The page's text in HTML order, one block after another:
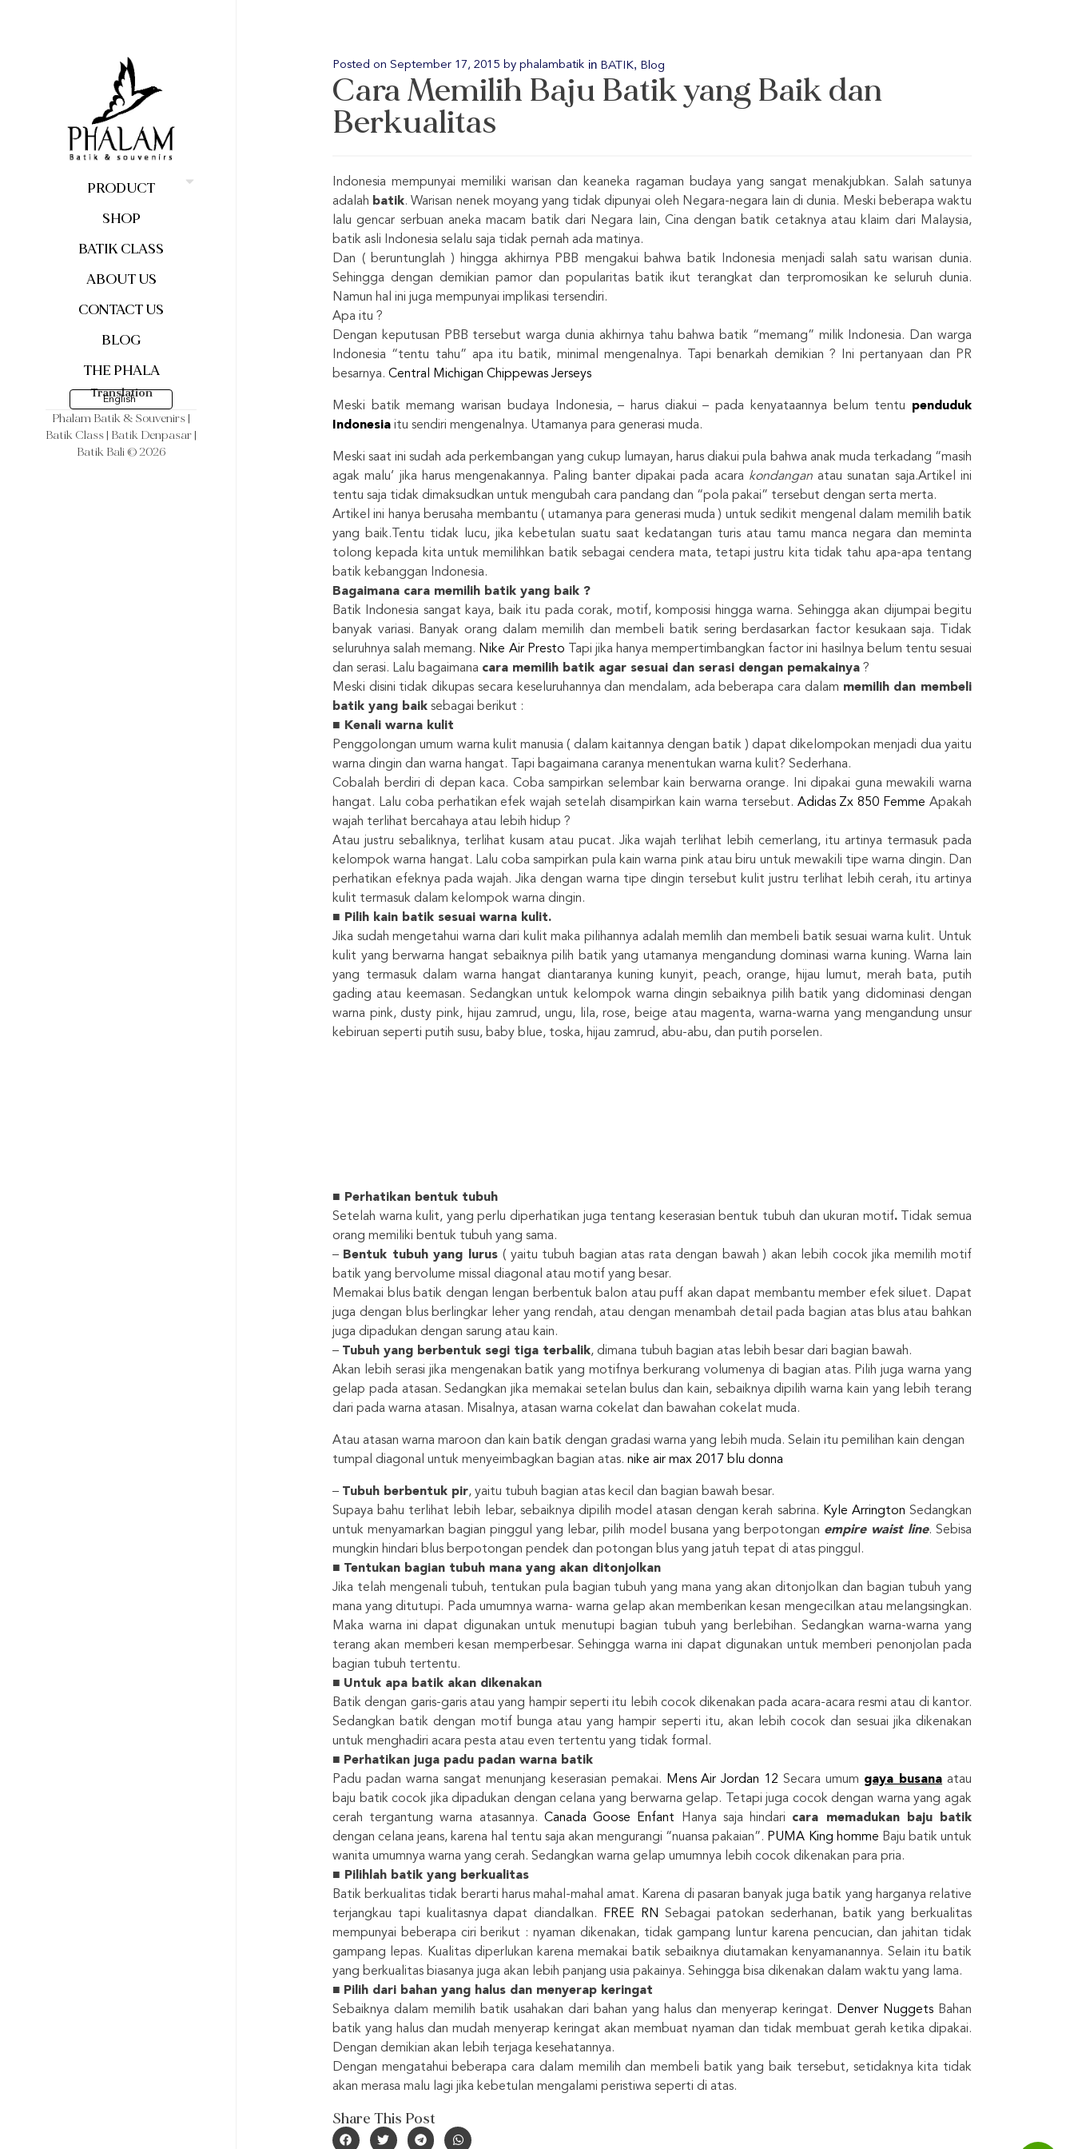
PRODUCT
SHOP
BATIK CLASS
ABOUT US
CONTACT US
BLOG
THE PHALA
Translation
English
Phalam Batik & Souvenirs |
Batik Class | Batik Denpasar |
Batik Bali © 2026
Posted on September 17, 2015 by phalambatik in BATIK, Blog
Cara Memilih Baju Batik yang Baik dan
Berkualitas
Indonesia mempunyai memiliki warisan dan keaneka ragaman budaya yang sangat menakjubkan. Salah satunya
adalah batik. Warisan nenek moyang yang tidak dipunyai oleh Negara-negara lain di dunia. Meski beberapa waktu
lalu gencar serbuan aneka macam batik dari Negara lain, Cina dengan batik cetaknya atau klaim dari Malaysia,
batik asli Indonesia selalu saja tidak pernah ada matinya.
Dan ( beruntunglah ) hingga akhirnya PBB mengakui bahwa batik Indonesia menjadi salah satu warisan dunia.
Sehingga dengan demikian pamor dan popularitas batik ikut terangkat dan terpromosikan ke seluruh dunia.
Namun hal ini juga mempunyai implikasi tersendiri.
Apa itu ?
Dengan keputusan PBB tersebut warga dunia akhirnya tahu bahwa batik “memang” milik Indonesia. Dan warga
Indonesia “tentu tahu” apa itu batik, minimal mengenalnya. Tapi benarkah demikian ? Ini pertanyaan dan PR
besarnya. Central Michigan Chippewas Jerseys
Meski batik memang warisan budaya Indonesia, – harus diakui – pada kenyataannya belum tentu penduduk
Indonesia itu sendiri mengenalnya. Utamanya para generasi muda.
Meski saat ini sudah ada perkembangan yang cukup lumayan, harus diakui pula bahwa anak muda terkadang “masih
agak malu’ jika harus mengenakannya. Paling banter dipakai pada acara kondanganatau sunatan saja.Artikel ini
tentu saja tidak dimaksudkan untuk mengubah cara pandang dan “pola pakai” tersebut dengan serta merta.
Artikel ini hanya berusaha membantu ( utamanya para generasi muda ) untuk sedikit mengenal dalam memilih batik
yang baik.Tentu tidak lucu, jika kebetulan suatu saat kedatangan turis atau tamu manca negara dan meminta
tolong kepada kita untuk memilihkan batik sebagai cendera mata, tetapi justru kita tidak tahu apa-apa tentang
batik kebanggan Indonesia.
Bagaimana cara memilih batik yang baik ?
Batik Indonesia sangat kaya, baik itu pada corak, motif, komposisi hingga warna. Sehingga akan dijumpai begitu
banyak variasi. Banyak orang dalam memilih dan membeli batik sering berdasarkan factor kesukaan saja. Tidak
seluruhnya salah memang. Nike Air Presto Tapi jika hanya mempertimbangkan factor ini hasilnya belum tentu sesuai
dan serasi. Lalu bagaimana cara memilih batik agar sesuai dan serasi dengan pemakainya ?
Meski disini tidak dikupas secara keseluruhannya dan mendalam, ada beberapa cara dalam memilih dan membeli
batik yang baik sebagai berikut :
■ Kenali warna kulit
Penggolongan umum warna kulit manusia ( dalam kaitannya dengan batik ) dapat dikelompokan menjadi dua yaitu
warna dingin dan warna hangat. Tapi bagaimana caranya menentukan warna kulit? Sederhana.
Cobalah berdiri di depan kaca. Coba sampirkan selembar kain berwarna orange. Ini dipakai guna mewakili warna
hangat. Lalu coba perhatikan efek wajah setelah disampirkan kain warna tersebut. Adidas Zx 850 Femme Apakah
wajah terlihat bercahaya atau lebih hidup ?
Atau justru sebaliknya, terlihat kusam atau pucat. Jika wajah terlihat lebih cemerlang, itu artinya termasuk pada
kelompok warna hangat. Lalu coba sampirkan pula kain warna pink atau biru untuk mewakili tipe warna dingin. Dan
perhatikan efeknya pada wajah. Jika dengan warna tipe dingin tersebut kulit justru terlihat lebih cerah, itu artinya
kulit termasuk dalam kelompok warna dingin.
■ Pilih kain batik sesuai warna kulit.
Jika sudah mengetahui warna dari kulit maka pilihannya adalah memlih dan membeli batik sesuai warna kulit. Untuk
kulit yang berwarna hangat sebaiknya pilih batik yang utamanya mengandung dominasi warna kuning. Warna lain
yang termasuk dalam warna hangat diantaranya kuning kunyit, peach, orange, hijau lumut, merah bata, putih
gading atau keemasan. Sedangkan untuk kelompok warna dingin sebaiknya pilih batik yang didominasi dengan
warna pink, dusty pink, hijau zamrud, ungu, lila, rose, beige atau magenta, warna-warna yang mengandung unsur
kebiruan seperti putih susu, baby blue, toska, hijau zamrud, abu-abu, dan putih porselen.
■ Perhatikan bentuk tubuh
Setelah warna kulit, yang perlu diperhatikan juga tentang keserasian bentuk tubuh dan ukuran motif.Tidak semua
orang memiliki bentuk tubuh yang sama.
– Bentuk tubuh yang lurus( yaitu tubuh bagian atas rata dengan bawah ) akan lebih cocok jika memilih motif
batik yang bervolume missal diagonal atau motif yang besar.
Memakai blus batik dengan lengan berbentuk balon atau puff akan dapat membantu member efek siluet. Dapat
juga dengan blus berlingkar leher yang rendah, atau dengan menambah detail pada bagian atas blus atau bahkan
juga dipadukan dengan sarung atau kain.
– Tubuh yang berbentuk segi tiga terbalik, dimana tubuh bagian atas lebih besar dari bagian bawah.
Akan lebih serasi jika mengenakan batik yang motifnya berkurang volumenya di bagian atas. Pilih juga warna yang
gelap pada atasan. Sedangkan jika memakai setelan bulus dan kain, sebaiknya dipilih warna kain yang lebih terang
dari pada warna atasan. Misalnya, atasan warna cokelat dan bawahan cokelat muda.
Atau atasan warna maroon dan kain batik dengan gradasi warna yang lebih muda. Selain itu pemilihan kain dengan
tumpal diagonal untuk menyeimbagkan bagian atas. nike air max 2017 blu donna
– Tubuh berbentuk pir, yaitu tubuh bagian atas kecil dan bagian bawah besar.
Supaya bahu terlihat lebih lebar, sebaiknya dipilih model atasan dengan kerah sabrina. Kyle Arrington Sedangkan
untuk menyamarkan bagian pinggul yang lebar, pilih model busana yang berpotongan empire waist line. Sebisa
mungkin hindari blus berpotongan pendek dan potongan blus yang jatuh tepat di atas pinggul.
■ Tentukan bagian tubuh mana yang akan ditonjolkan
Jika telah mengenali tubuh, tentukan pula bagian tubuh yang mana yang akan ditonjolkan dan bagian tubuh yang
mana yang ditutupi. Pada umumnya warna- warna gelap akan memberikan kesan mengecilkan atau melangsingkan.
Maka warna ini dapat digunakan untuk menutupi bagian tubuh yang berlebihan. Sedangkan warna-warna yang
terang akan memberi kesan memperbesar. Sehingga warna ini dapat digunakan untuk memberi penonjolan pada
bagian tubuh tertentu.
■ Untuk apa batik akan dikenakan
Batik dengan garis-garis atau yang hampir seperti itu lebih cocok dikenakan pada acara-acara resmi atau di kantor.
Sedangkan batik dengan motif bunga atau yang hampir seperti itu, akan lebih cocok dan sesuai jika dikenakan
untuk menghadiri acara pesta atau even tertentu yang tidak formal.
■ Perhatikan juga padu padan warna batik
Padu padan warna sangat menunjang keserasian pemakai.
Mens Air Jordan 12 Secara umum gaya busana atau
baju batik cocok jika dipadukan dengan celana yang berwarna gelap. Tetapi juga cocok dengan warna yang agak
cerah tergantung warna atasannya. Canada Goose Enfant Hanya saja hindari cara memadukan baju batik
dengan celana jeans, karena hal tentu saja akan mengurangi “nuansa pakaian”. PUMA King homme Baju batik untuk
wanita umumnya warna yang cerah. Sedangkan warna gelap umumnya lebih cocok dikenakan para pria.
■ Pilihlah batik yang berkualitas
Batik berkualitas tidak berarti harus mahal-mahal amat. Karena di pasaran banyak juga batik yang harganya relative
terjangkau tapi kualitasnya dapat diandalkan.
FREE RN
Sebagai patokan sederhanan, batik yang berkualitas
mempunyai beberapa ciri berikut : nyaman dikenakan, tidak gampang luntur karena pencucian, dan jahitan tidak
gampang lepas. Kualitas diperlukan karena memakai batik sebaiknya diutamakan kenyamanannya. Selain itu batik
yang berkualitas biasanya juga akan lebih panjang usia pakainya. Sehingga bisa dikenakan dalam waktu yang lama.
■ Pilih dari bahan yang halus dan menyerap keringat
Sebaiknya dalam memilih batik usahakan dari bahan yang halus dan menyerap keringat.
Denver Nuggets Bahan
batik yang halus dan mudah menyerap keringat akan membuat nyaman dan tidak membuat gerah ketika dipakai.
Dengan demikian akan lebih terjaga kesehatannya.
Dengan mengatahui beberapa cara dalam memilih dan membeli batik yang baik tersebut, setidaknya kita tidak
akan merasa malu lagi jika kebetulan mengalami peristiwa seperti di atas.
Share This Post